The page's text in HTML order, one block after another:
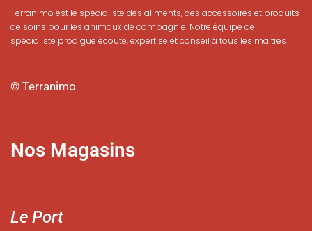
Terranimo est le spécialiste des aliments, des accessoires et produits
de soins pour les animaux de compagnie. Notre équipe de
spécialiste prodigue écoute, expertise et conseil à tous les maîtres
© Terranimo
Nos Magasins
Le Port